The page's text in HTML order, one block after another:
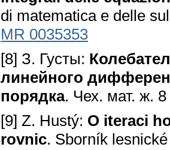
di matematica e delle
MR 0035353
[8] З. Густы:
линейного
порядка. Чех. мат. ж.
[9] Z. Hustý: O iteraci
rovnic. Sborník